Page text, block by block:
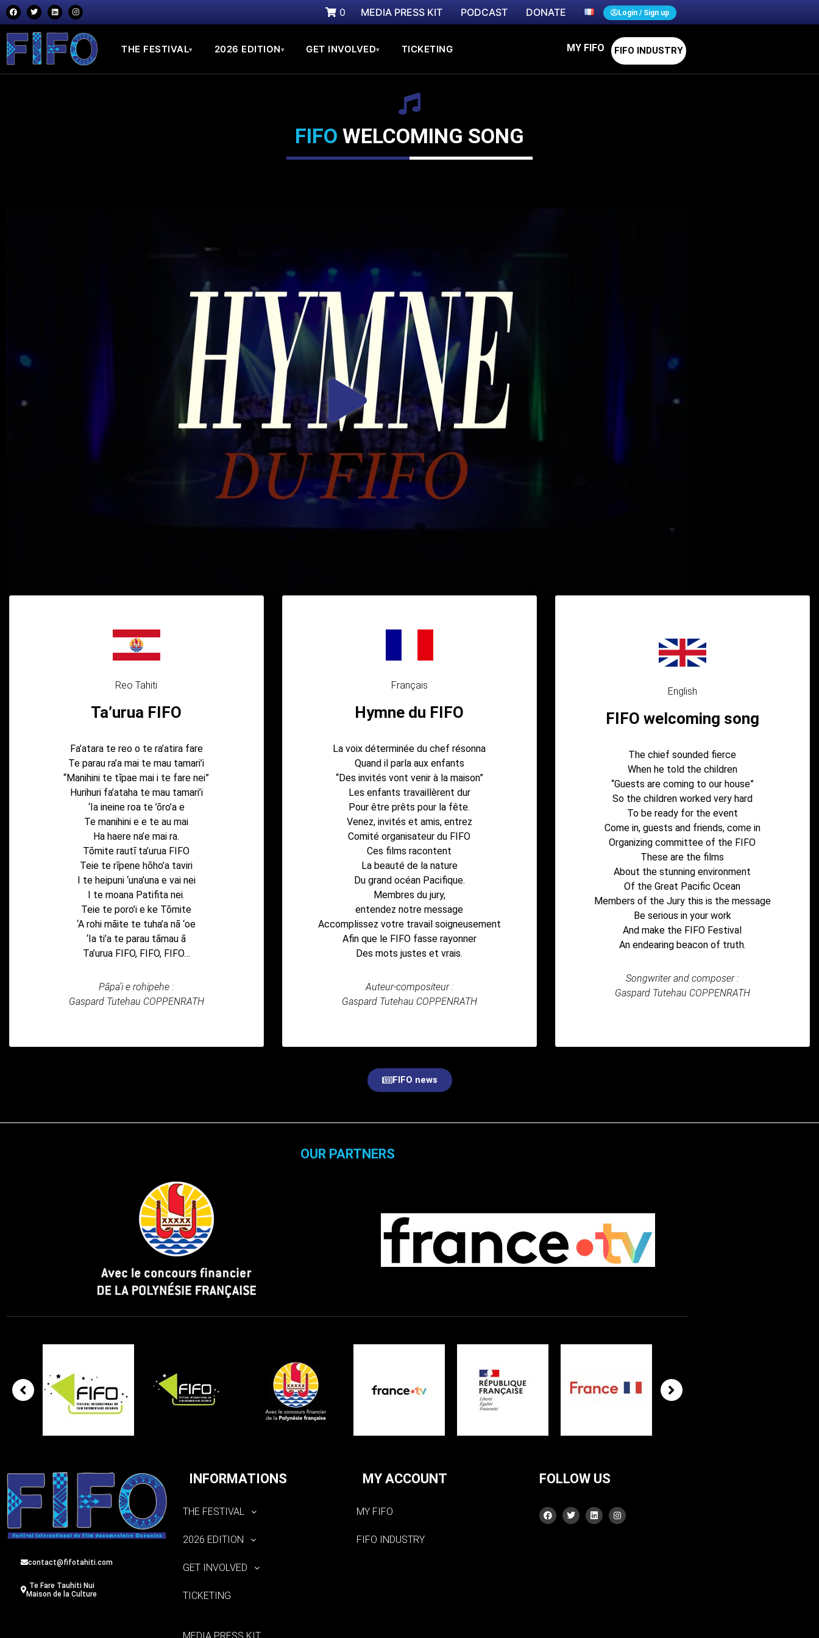
0 MEDIA PRESS KIT PODCAST DONATE Login / Sign up
THE FESTIVAL▾ 2026 EDITION▾ GET INVOLVED▾ TICKETING MY FIFO FIFO INDUSTRY
FIFO WELCOMING SONG
Reo Tahiti
Ta’urua FIFO
Fa’atara te reo o te ra’atira fare
Te parau ra’a mai te mau tamari’i
“Manihini te tīpae mai i te fare nei”
Hurihuri fa’ataha te mau tamari’i
‘Ia ineine roa te ’ōro’a e
Te manihini e e te au mai
Ha haere na’e mai ra.
Tōmite rautī ta’urua FIFO
Teie te rīpene hōho’a taviri
I te heipuni ‘una’una e vai nei
I te moana Patifita nei.
Teie te poro’i e ke Tōmite
‘A rohi māite te tuha’a nā ‘oe
‘Ia ti’a te parau tāmau ā
Ta’urua FIFO, FIFO, FIFO…
Pāpa’i e rohipehe :
Gaspard Tutehau COPPENRATH
Français
Hymne du FIFO
La voix déterminée du chef résonna
Quand il parla aux enfants
“Des invités vont venir à la maison”
Les enfants travaillèrent dur
Pour être prêts pour la fête.
Venez, invités et amis, entrez
Comité organisateur du FIFO
Ces films racontent
La beauté de la nature
Du grand océan Pacifique.
Membres du jury,
entendez notre message
Accomplissez votre travail soigneusement
Afin que le FIFO fasse rayonner
Des mots justes et vrais.
Auteur-compositeur :
Gaspard Tutehau COPPENRATH
English
FIFO welcoming song
The chief sounded fierce
When he told the children
“Guests are coming to our house”
So the children worked very hard
To be ready for the event
Come in, guests and friends, come in
Organizing committee of the FIFO
These are the films
About the stunning environment
Of the Great Pacific Ocean
Members of the Jury this is the message
Be serious in your work
And make the FIFO Festival
An endearing beacon of truth.
Songwriter and composer :
Gaspard Tutehau COPPENRATH
FIFO news
OUR PARTNERS
contact@fifotahiti.com
Te Fare Tauhiti Nui
Maison de la Culture
INFORMATIONS
THE FESTIVAL
2026 EDITION
GET INVOLVED
TICKETING
MY ACCOUNT
MY FIFO
FIFO INDUSTRY
FOLLOW US